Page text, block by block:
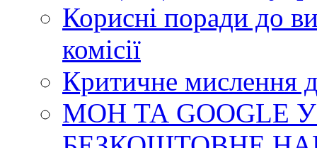
Корисні поради до
комісії
Критичне мислення
МОН ТА GOOGLE